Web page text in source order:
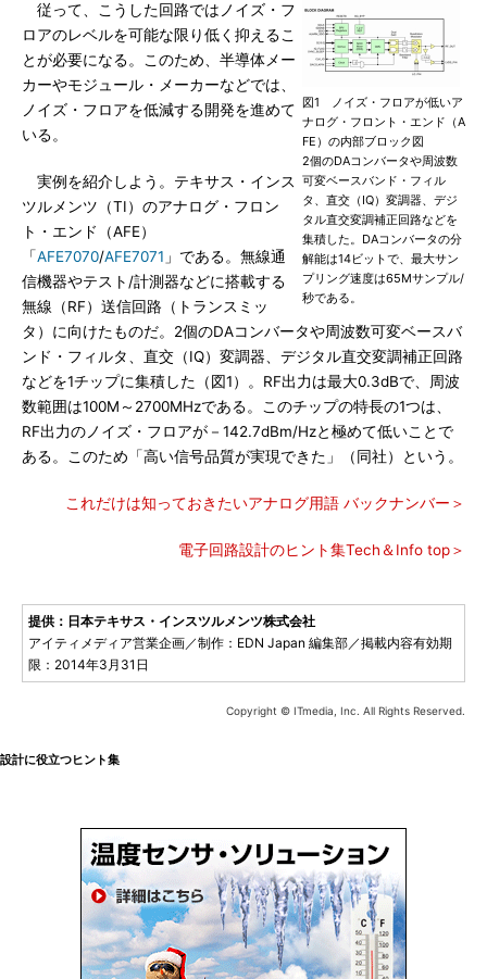
図1 ノイズ・フロアが低いア
ナログ・フロント・エンド（A
FE）の内部ブロック図
2個のDAコンバータや周波数
可変ベースバンド・フィル
タ、直交（IQ）変調器、デジ
タル直交変調補正回路などを
集積した。DAコンバータの分
解能は14ビットで、最大サン
プリング速度は65Mサンプル/
秒である。
従って、こうした回路ではノイズ・フ
ロアのレベルを可能な限り低く抑えるこ
とが必要になる。このため、半導体メー
カーやモジュール・メーカーなどでは、
ノイズ・フロアを低減する開発を進めて
いる。
実例を紹介しよう。テキサス・インス
ツルメンツ（TI）のアナログ・フロン
ト・エンド（AFE）
「AFE7070/AFE7071 」である。無線通
信機器やテスト/計測器などに搭載する
無線（RF）送信回路（トランスミッ
タ）に向けたものだ。2個のDAコンバータや周波数可変ベースバ
ンド・フィルタ、直交（IQ）変調器、デジタル直交変調補正回路
などを1チップに集積した（図1）。RF出力は最大0.3dBで、周波
数範囲は100M～2700MHzである。このチップの特長の1つは、
RF出力のノイズ・フロアが－142.7dBm/Hzと極めて低いことで
ある。このため「高い信号品質が実現できた」（同社）という。
これだけは知っておきたいアナログ用語 バックナンバー＞
電子回路設計のヒント集Tech＆Info top＞
提供：日本テキサス・インスツルメンツ株式会社
アイティメディア営業企画／制作：EDN Japan 編集部／掲載内容有効期
限：2014年3月31日
Copyright © ITmedia, Inc. All Rights Reserved.
設計に役立つヒント集